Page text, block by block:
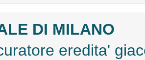
DI MILANO
eredita'